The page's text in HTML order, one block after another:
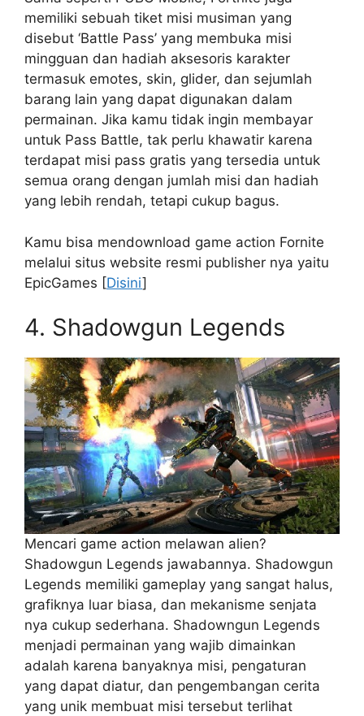
memiliki sebuah tiket misi musiman yang
disebut ‘Battle Pass’ yang membuka misi
mingguan dan hadiah aksesoris karakter
termasuk emotes, skin, glider, dan sejumlah
barang lain yang dapat digunakan dalam
permainan. Jika kamu tidak ingin membayar
untuk Pass Battle, tak perlu khawatir karena
terdapat misi pass gratis yang tersedia untuk
semua orang dengan jumlah misi dan hadiah
yang lebih rendah, tetapi cukup bagus.
Kamu bisa mendownload game action Fornite
melalui situs website resmi publisher nya yaitu
EpicGames [Disini]
4. Shadowgun Legends
Mencari game action melawan alien?
Shadowgun Legends jawabannya. Shadowgun
Legends memiliki gameplay yang sangat halus,
grafiknya luar biasa, dan mekanisme senjata
nya cukup sederhana. Shadowngun Legends
menjadi permainan yang wajib dimainkan
adalah karena banyaknya misi, pengaturan
yang dapat diatur, dan pengembangan cerita
yang unik membuat misi tersebut terlihat